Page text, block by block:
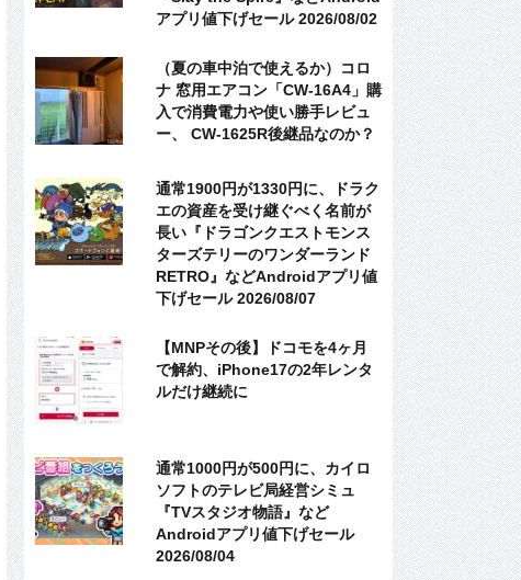
アプリ値下げセール 2026/08/02
（夏の車中泊で使えるか）コロ
ナ 窓用エアコン「CW-16A4」購
入で消費電力や使い勝手レビュ
ー、 CW-1625R後継品なのか？
通常1900円が1330円に、ドラク
エの資産を受け継ぐべく名前が
長い『ドラゴンクエストモンス
ターズテリーのワンダーランド
RETRO』などAndroidアプリ値
下げセール 2026/08/07
【MNPその後】ドコモを4ヶ月
で解約、iPhone17の2年レンタ
ルだけ継続に
通常1000円が500円に、カイロ
ソフトのテレビ局経営シミュ
『TVスタジオ物語』など
Androidアプリ値下げセール
2026/08/04